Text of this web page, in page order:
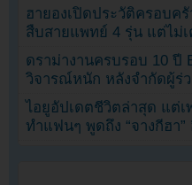
ฮายองเปิดประวัติครอบค
สืบสายแพทย์ 4 รุ่น แต่ไม่
ดราม่างานครบรอบ 10 ปี
วิจารณ์หนัก หลังจำกัดผู้ร่
ไอยูอัปเดตชีวิตล่าสุด แต่
ทำแฟนๆ พูดถึง “จางกีฮา”